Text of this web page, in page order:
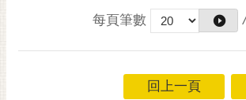
每頁筆數 /
回上一頁